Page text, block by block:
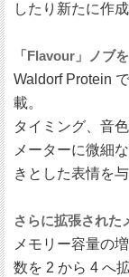
したり新たに作
「Flavour」ノブ
Waldorf Protein
載。
タイミング、音
メーターに微細
きとした表情を
さらに拡張された
メモリー容量の
数を 2 から 4 へ